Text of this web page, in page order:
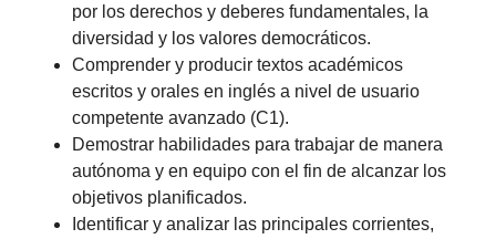
por los derechos y deberes fundamentales, la
diversidad y los valores democráticos.
Comprender y producir textos académicos
escritos y orales en inglés a nivel de usuario
competente avanzado (C1).
Demostrar habilidades para trabajar de manera
autónoma y en equipo con el fin de alcanzar los
objetivos planificados.
Identificar y analizar las principales corrientes,